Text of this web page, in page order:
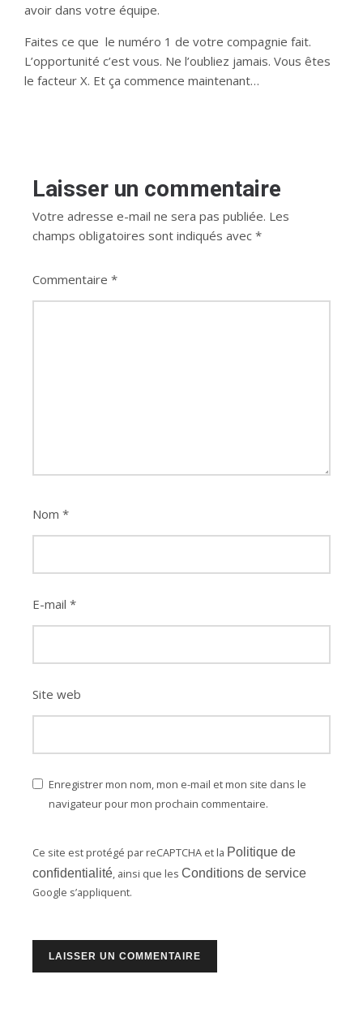
avoir dans votre équipe.
Faites ce que le numéro 1 de votre compagnie fait.
L’opportunité c’est vous. Ne l’oubliez jamais. Vous êtes
le facteur X. Et ça commence maintenant…
Laisser un commentaire
Votre adresse e-mail ne sera pas publiée. Les
champs obligatoires sont indiqués avec *
Commentaire *
Nom *
E-mail *
Site web
Enregistrer mon nom, mon e-mail et mon site dans le
navigateur pour mon prochain commentaire.
Ce site est protégé par reCAPTCHA et la Politique de
confidentialité, ainsi que les Conditions de service
Google s’appliquent.